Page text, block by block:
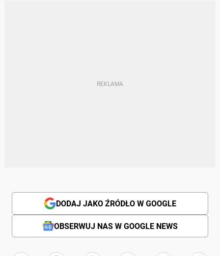
DODAJ JAKO ŹRÓDŁO W GOOGLE
OBSERWUJ NAS W GOOGLE NEWS